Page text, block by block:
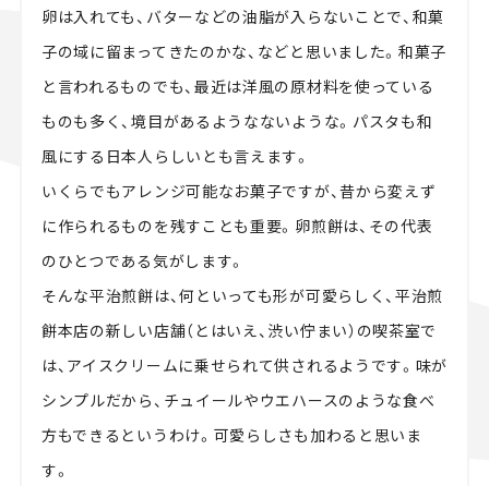
卵は入れても、バターなどの油脂が入らないことで、和菓
子の域に留まってきたのかな、などと思いました。和菓子
と言われるものでも、最近は洋風の原材料を使っている
ものも多く、境目があるようなないような。パスタも和
風にする日本人らしいとも言えます。
いくらでもアレンジ可能なお菓子ですが、昔から変えず
に作られるものを残すことも重要。卵煎餅は、その代表
のひとつである気がします。
そんな平治煎餅は、何といっても形が可愛らしく、平治煎
餅本店の新しい店舗（とはいえ、渋い佇まい）の喫茶室で
は、アイスクリームに乗せられて供されるようです。味が
シンプルだから、チュイールやウエハースのような食べ
方もできるというわけ。可愛らしさも加わると思いま
す。